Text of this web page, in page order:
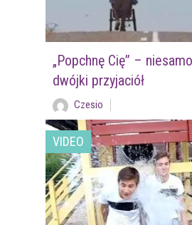
„Popchnę Cię” –
dwójki przyjaciół
Czesio
VIDEO